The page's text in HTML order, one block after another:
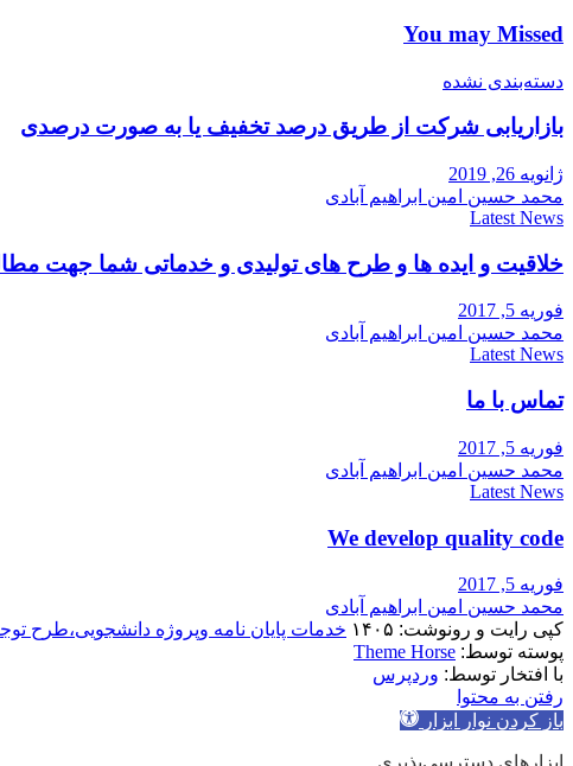
You may Missed
دسته‌بندی نشده
بازاریابی شرکت از طریق درصد تخفیف یا به صورت درصدی
ژانویه 26, 2019
محمد حسین امین ابراهیم آبادی
Latest News
خلاقیت و ایده ها و طرح های تولیدی و خدماتی شما جهت
فوریه 5, 2017
محمد حسین امین ابراهیم آبادی
Latest News
تماس با ما
فوریه 5, 2017
محمد حسین امین ابراهیم آبادی
Latest News
We develop quality code
فوریه 5, 2017
محمد حسین امین ابراهیم آبادی
کپی رایت و رونوشت: ۱۴۰۵
خدمات پایان نامه وپروژه دانشجویی،طرح
پوسته توسط: Theme Horse
با افتخار توسط: وردپرس
رفتن به محتوا
باز کردن نوار ابزار